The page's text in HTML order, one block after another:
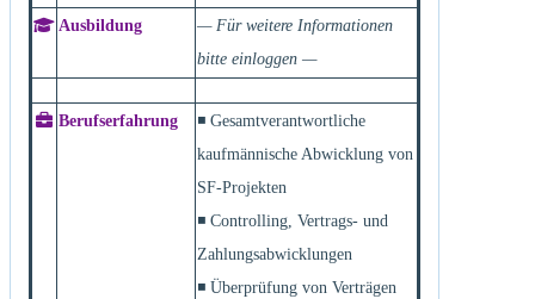
Ausbildung
— Für weitere Informationen
bitte einloggen —
Berufserfahrung
◾ Gesamtverantwortliche
kaufmännische Abwicklung von
SF-Projekten
◾ Controlling, Vertrags- und
Zahlungsabwicklungen
◾ Überprüfung von Verträgen